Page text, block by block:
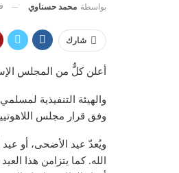
بواسطة محمد حسناوي
شارك
أعلن كلٌّ من المجلس
وفق قرار مجلس
ويُعدّ عيد الأضحى، أو عيد
الله. كما يتزامن هذا